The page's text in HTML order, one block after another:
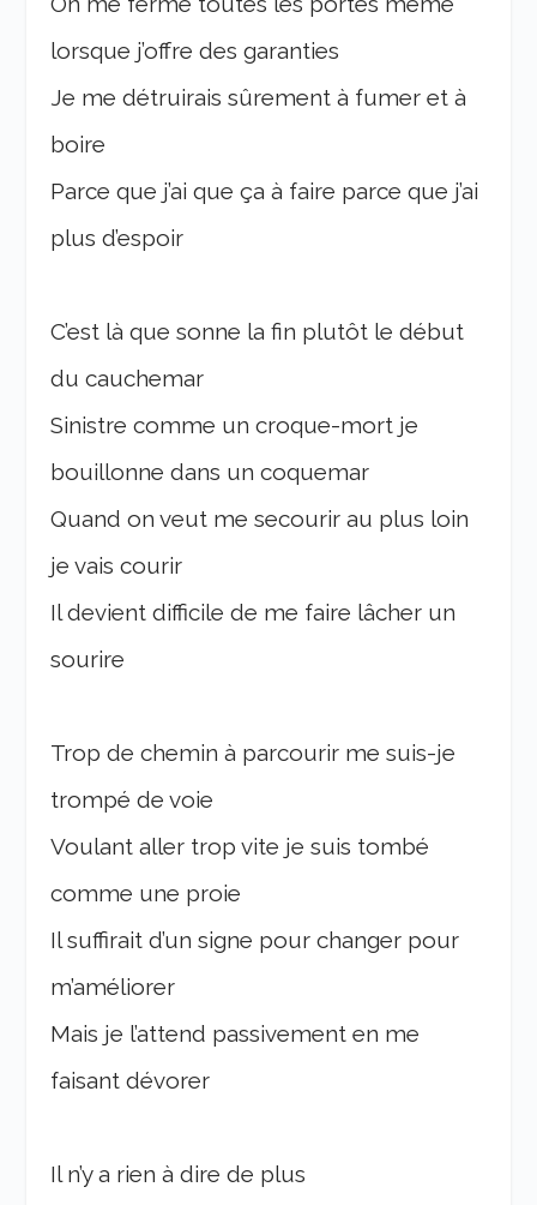
lorsque j’offre des garanties
Je me détruirais sûrement à fumer et à
boire
Parce que j’ai que ça à faire parce que j’ai
plus d’espoir
C’est là que sonne la fin plutôt le début
du cauchemar
Sinistre comme un croque-mort je
bouillonne dans un coquemar
Quand on veut me secourir au plus loin
je vais courir
Il devient difficile de me faire lâcher un
sourire
Trop de chemin à parcourir me suis-je
trompé de voie
Voulant aller trop vite je suis tombé
comme une proie
Il suffirait d’un signe pour changer pour
m’améliorer
Mais je l’attend passivement en me
faisant dévorer
Il n’y a rien à dire de plus